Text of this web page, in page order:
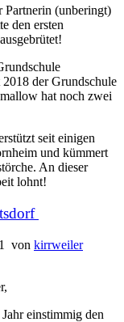
(unberingt)
den ersten
der Grundschule
hat noch zwei
seit einigen
und kümmert
An dieser
lohnt!
von kirrweiler
einstimmig den